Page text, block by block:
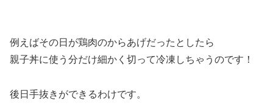
例えばその日が鶏肉のからあげだったとしたら
親子丼に使う分だけ細かく切って冷凍しちゃうのです！
後日手抜きができるわけです。